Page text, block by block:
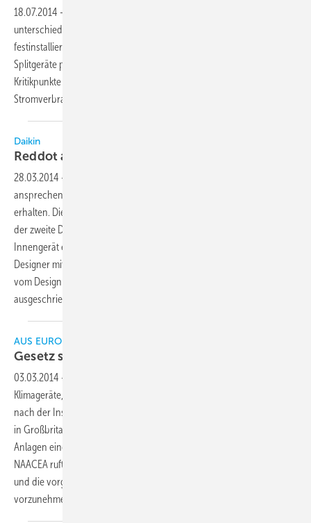
18.07.2014 -
unterschiedlicher Preisklassen geprüft. Sechs kühlen gut, alle­samt
fest­installierte Anlagen – sogenannte Splitgeräte. Die besten
Splitgeräte punkten mit guter Kühl­leistung und Energieeffizienz. Die
Kritik­punkte an den einteiligen Mono­block­geräten: relativ hoher
Strom­verbrauch, bescheidener Kühl­komfort,
Daikin
Reddot award 2014 für
28.03.2014 -
ansprechenden Optik den reddot award: Produkt Design 2014
erhalten. Die Auszeichnung ist nach dem universal design award 2014
der zweite Designpreis, den der Hersteller in diesem Jahr für ein
Innengerät entgegennehmen konnte. 2014 bewarben sich 1.816
Designer mit über 4.800 Designprodukten für die Auszeichnung des
vom Design Zentrum Nordrhein Westfalen seit 1955
ausgeschriebenen "reddot design
AUS EUROPA
Gesetz schreibt Wartung von Klimageräten
03.03.2014 -
Klimageräte, die nach 2008 installiert wurden, spätestens fünf Jahre
nach der Installation gewartet werden. Schätzungen zufolge wird dies
in Großbritannien jedoch nur bei maximal fünf bis zehn Prozent aller
Anlagen eingehalten. Der britische Verband der Energieberater
NAACEA ruft daher Fachleute dazu auf, dies nun endlich zu ändern
und die vorgeschriebenen Inspektionen
vorzunehmen.